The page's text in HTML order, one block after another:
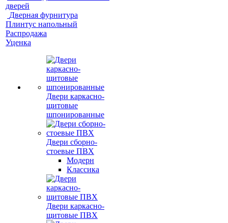
дверей
Дверная фурнитура
Плинтус напольный
Распродажа
Уценка
Двери каркасно-
щитовые
шпонированные
Двери сборно-
стоевые ПВХ
Модерн
Классика
Двери каркасно-
щитовые ПВХ